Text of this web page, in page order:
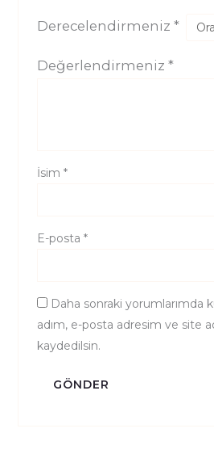
Derecelendirmeniz *
Değerlendirmeniz *
İsim *
E-posta *
Daha sonraki yorumlarımda
adım, e-posta adresim ve site
kaydedilsin.